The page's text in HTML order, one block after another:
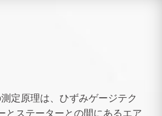
定原理は、ひずみゲージテク
とステーターとの間にあるエア